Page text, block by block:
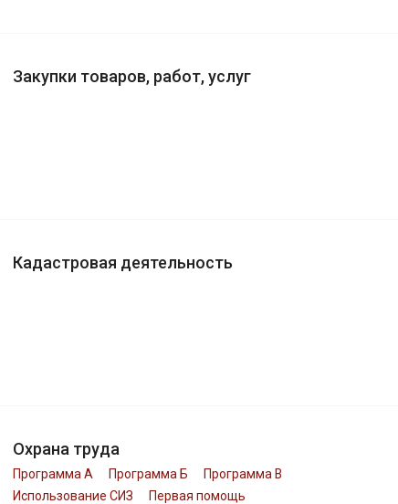
Закупки товаров, работ, услуг
Кадастровая деятельность
Охрана труда
Программа А Программа Б
Программа В
Использование СИЗ
Первая помощь